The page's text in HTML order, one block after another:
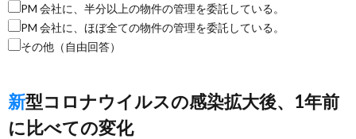
PM 会社に、半分以上の物件の管理を委託している。
PM 会社に、ほぼ全ての物件の管理を委託している。
その他（自由回答）
新型コロナウイルスの感染拡大後、1年前
に比べての変化